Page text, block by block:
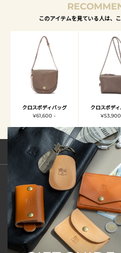
このアイテムを見ている人は、
クロスボディバッグ
¥61,600 -
クロスボデ
サイトマッ
新規会員登録
ご利用ガイド
特定商取引法
お問い合わせ
販売スタッフ中途採用